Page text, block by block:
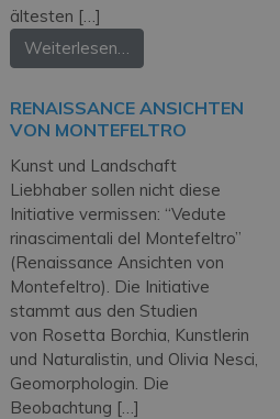
ältesten […]
Weiterlesen…
RENAISSANCE ANSICHTEN
VON MONTEFELTRO
Kunst und Landschaft
Liebhaber sollen nicht diese
Initiative vermissen: “Vedute
rinascimentali del Montefeltro”
(Renaissance Ansichten von
Montefeltro). Die Initiative
stammt aus den Studien
von Rosetta Borchia, Kunstlerin
und Naturalistin, und Olivia Nesci,
Geomorphologin. Die
Beobachtung […]